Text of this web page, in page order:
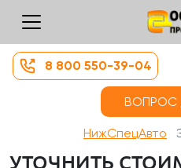
8 800 550-39-04
ВОПРОС
НижСпецАвто
УТОЧНИТЬ